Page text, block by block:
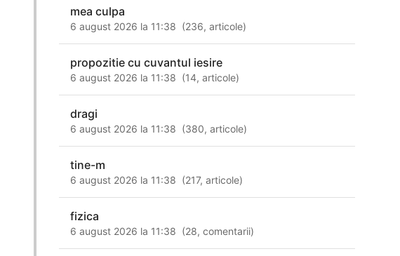
mea culpa
6 august 2026 la 11:38 (236,articole)
propozitie cu cuvantul iesire
6 august 2026 la 11:38 (14,articole)
dragi
6 august 2026 la 11:38 (380,articole)
tine-m
6 august 2026 la 11:38 (217,articole)
fizica
6 august 2026 la 11:38 (28,comentarii)